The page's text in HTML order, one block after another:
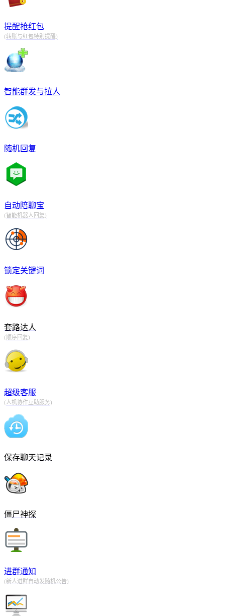
提醒抢红包
(转账与红包特别提醒)
智能群发与拉人
随机回复
自动陪聊宝
(智能机器人回复)
锁定关键词
套路达人
(顺序回复)
超级客服
(人机协作互助服务)
保存聊天记录
僵尸神探
进群通知
(新人进群自动发随机公告)